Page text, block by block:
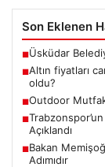
Son Eklenen
■Üsküdar
■Altın fiyatları
oldu?
■Outdoor
■
Açıklandı
■Bakan
Adımıdır